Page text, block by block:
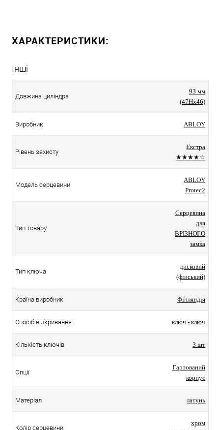
ХАРАКТЕРИСТИКИ:
Інші
Довжина циліндра
93 мм
(47Hx46)
Виробник ABLOY
Рівень захисту
Екстра
★★★★☆
Модель серцевини
ABLOY
Protec2
Тип товару
Серцевина
для
ВРІЗНОГО
замка
Тип ключа
дисковий
(фінський)
Країна виробник Фінляндія
Спосіб відкривання ключ - ключ
Кількість ключів 3 шт
Опції
Гартований
корпус
Матеріал латунь
Колір серцевини
хром